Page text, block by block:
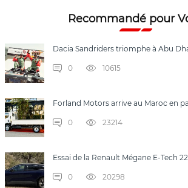
Recommandé pour
Dacia Sandriders triomphe à Abu
0 10615
Forland Motors arrive au Maroc en
0 23214
Essai de la Renault Mégane E-Tech
0 20298